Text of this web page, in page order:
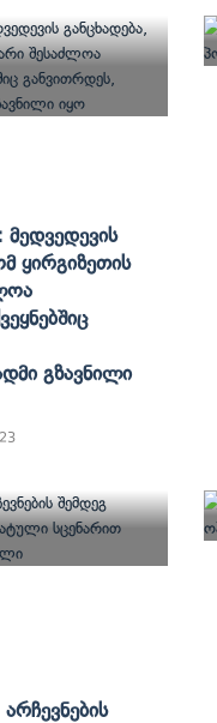
Მედვედევის
Ყირგიზეთის
Გზავნილი